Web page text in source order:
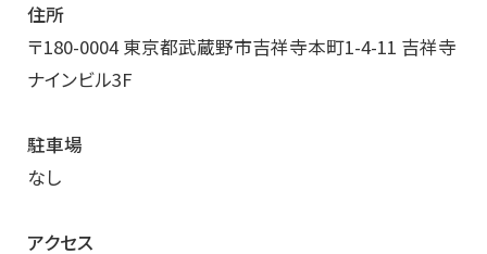
住所
〒180-0004 東京都武蔵野市吉祥寺本町1-4-11 吉祥寺
ナインビル3F
駐車場
なし
アクセス